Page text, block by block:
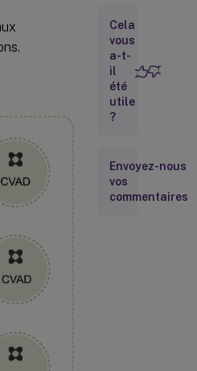
de charge
Citrix
Gateway
pour
l’accès à
distance
Équilibreur
de charge
de serveur
Cela
vous
a-t-
il
été
utile
?
Envoyez-nous
vos
commentaires